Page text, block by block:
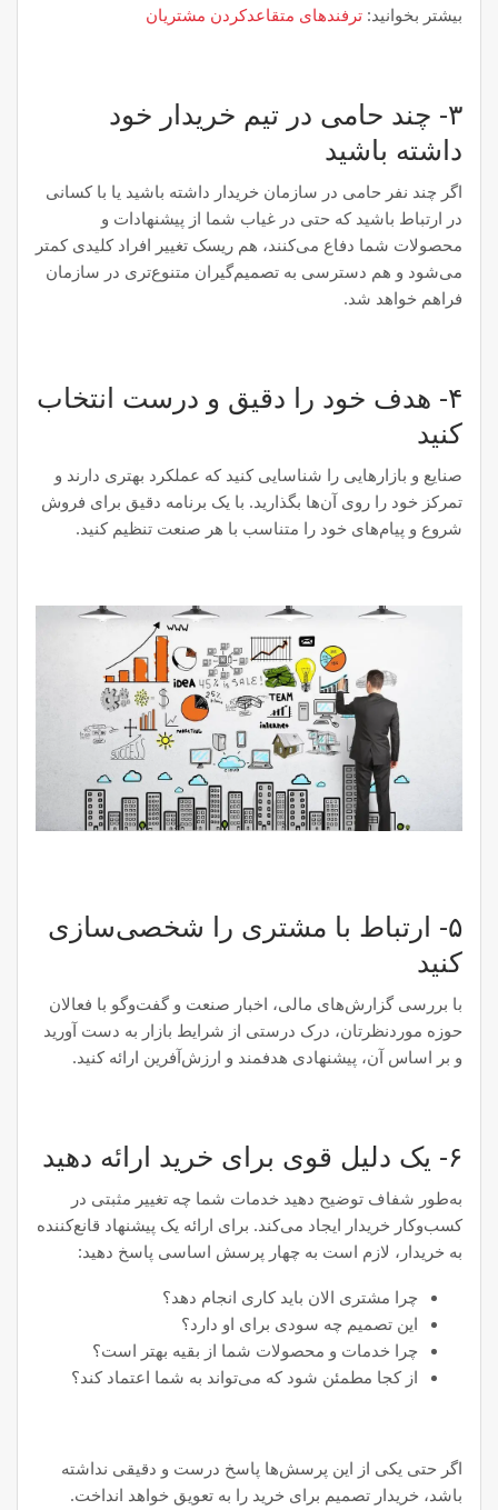
بیشتر بخوانید: ترفندهای متقاعدکردن مشتریان
۳- چند حامی در تیم خریدار خود
داشته باشید
اگر چند نفر حامی در سازمان خریدار داشته باشید یا با کسانی
در ارتباط باشید که حتی در غیاب شما از پیشنهادات و
محصولات شما دفاع می‌کنند، هم ریسک تغییر افراد کلیدی کمتر
می‌شود و هم دسترسی به تصمیم‌گیران متنوع‌تری در سازمان
فراهم خواهد شد.
۴- هدف‌ خود را دقیق و درست انتخاب
کنید
صنایع و بازارهایی را شناسایی کنید که عملکرد بهتری دارند و
تمرکز خود را روی آن‌ها بگذارید. با یک برنامه دقیق برای فروش
شروع و پیام‌های خود را متناسب با هر صنعت تنظیم کنید.
۵- ارتباط با مشتری را شخصی‌سازی
کنید
با بررسی گزارش‌های مالی، اخبار صنعت و گفت‌وگو با فعالان
حوزه موردنظرتان، درک درستی از شرایط بازار به دست آورید
و بر اساس آن، پیشنهادی هدفمند و ارزش‌آفرین ارائه کنید.
۶- یک دلیل قوی برای خرید ارائه دهید
به‌طور شفاف توضیح دهید خدمات شما چه تغییر مثبتی در
کسب‌وکار خریدار ایجاد می‌کند. برای ارائه یک پیشنهاد قانع‌کننده
به خریدار، لازم است به چهار پرسش اساسی پاسخ دهید:
چرا مشتری الان باید کاری انجام دهد؟
این تصمیم چه سودی برای او دارد؟
چرا خدمات و محصولات شما از بقیه بهتر است؟
از کجا مطمئن شود که می‌تواند به شما اعتماد کند؟
اگر حتی یکی از این پرسش‌ها پاسخ درست و دقیقی نداشته
باشد، خریدار تصمیم برای خرید را به تعویق خواهد انداخت.